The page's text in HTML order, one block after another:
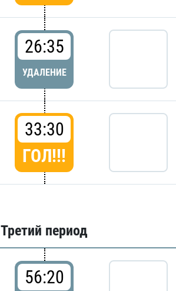
26:35
УДАЛЕНИЕ
33:30
ГОЛ!!!
Третий период
56:20